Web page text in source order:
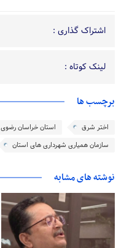
اشتراک گذاری :
لینک کوتاه :
برچسب ها
اختر شرق استان خراسان رضوی
سازمان همیاری شهرداری‌ های استان
نوشته های مشابه